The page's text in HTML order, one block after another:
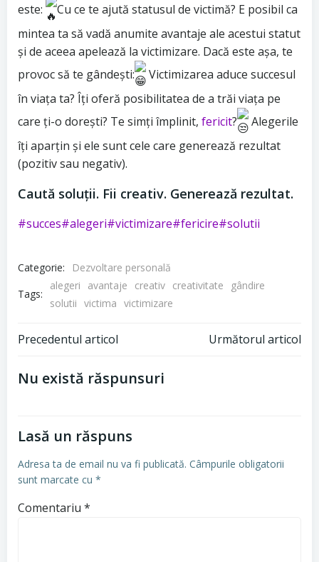
este:
Cu ce te ajută statusul de victimă? E posibil ca
mintea ta să vadă anumite avantaje ale acestui statut
și de aceea apelează la victimizare. Dacă este așa, te
provoc să te gândești:
Victimizarea aduce succesul
în viața ta? Îți oferă posibilitatea de a trăi viața pe
care ți-o dorești? Te simți împlinit, fericit?
Alegerile
îți aparțin și ele sunt cele care generează rezultat
(pozitiv sau negativ).
Caută soluții. Fii creativ. Generează rezultat.
#succes#alegeri#victimizare#fericire#solutii
Categorie:
Dezvoltare personală
Tags:
alegeri avantaje creativ creativitate
gândire
solutii victima victimizare
Navigare
în
Precedentul articol
Navigare
în
Următorul articol
Nu există răspunsuri
Lasă un răspuns
Adresa ta de email nu va fi publicată. Câmpurile obligatorii
sunt marcate cu *
Comentariu *